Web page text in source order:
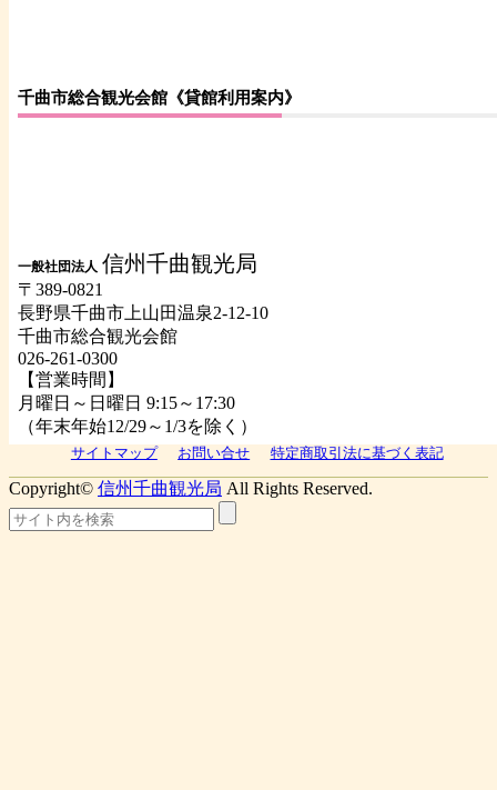
千曲市総合観光会館《貸館利用案内》
一般社団法人 信州千曲観光局
〒389-0821
長野県千曲市上山田温泉2-12-10
千曲市総合観光会館
026-261-0300
【営業時間】
月曜日～日曜日 9:15～17:30
（年末年始12/29～1/3を除く）
サイトマップ お問い合せ 特定商取引法に基づく表記
Copyright© 信州千曲観光局 All Rights Reserved.